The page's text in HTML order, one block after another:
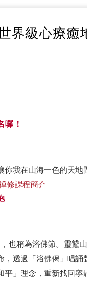
界級心療
囉！
你我在山海一色的天地
修課程簡介
也稱為浴佛節。靈鷲
，透過「浴佛偈」唱誦
平」理念，重新找回寧